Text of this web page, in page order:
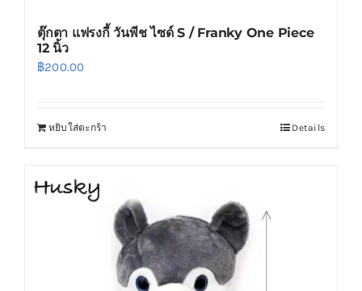
ตุ๊กตา แฟรงกี้ วันพีช ไซด์ S / Franky One Piece
12 นิ้ว
฿200.00
หยิบใส่ตะกร้า Details